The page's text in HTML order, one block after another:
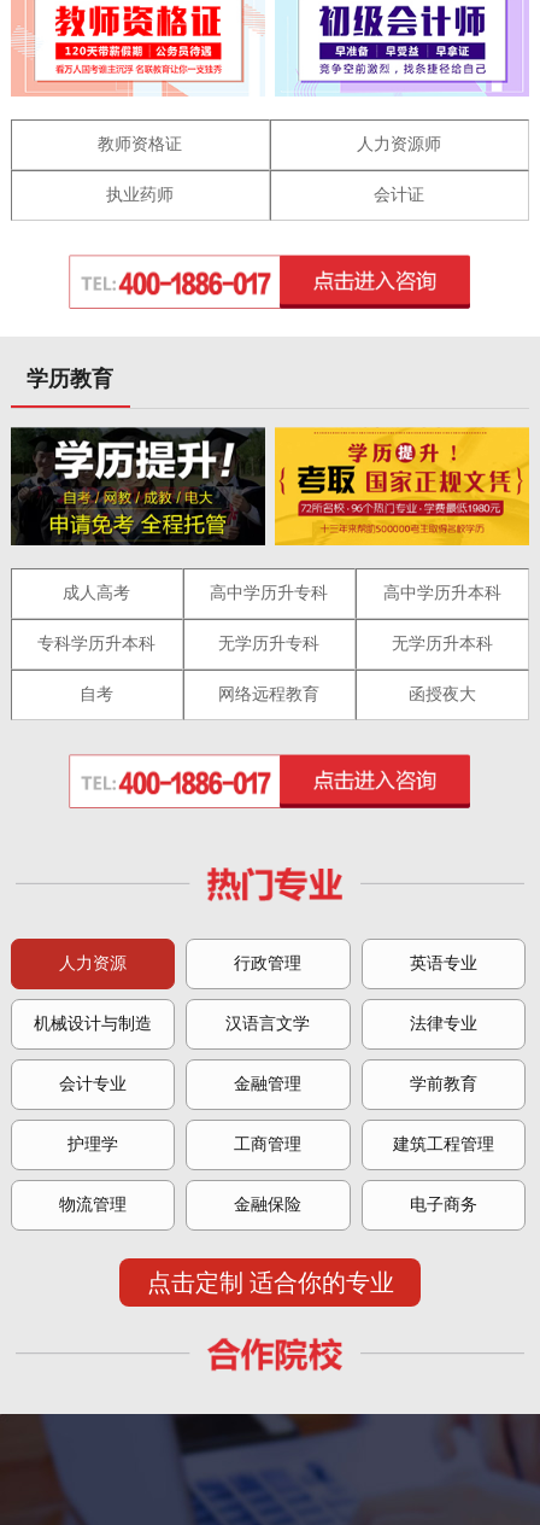
教师资格证 人力资源师
执业药师 会计证
学历教育
成人高考 高中学历升专科 高中学历升本科
专科学历升本科 无学历升专科 无学历升本科
自考 网络远程教育 函授夜大
人力资源 行政管理 英语专业
机械设计与制造 汉语言文学 法律专业
会计专业 金融管理 学前教育
护理学 工商管理 建筑工程管理
物流管理 金融保险 电子商务
点击定制 适合你的专业